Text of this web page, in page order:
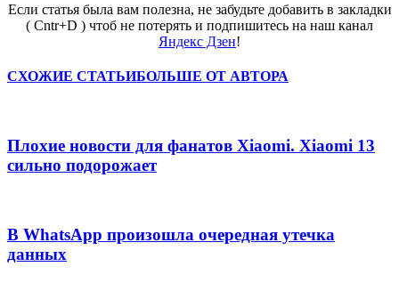
Если статья была вам полезна, не забудьте добавить в закладки
( Cntr+D ) чтоб не потерять и подпишитесь на наш канал
Яндекс Дзен!
СХОЖИЕ СТАТЬИБОЛЬШЕ ОТ АВТОРА
Плохие новости для фанатов Xiaomi. Xiaomi 13
сильно подорожает
В WhatsApp произошла очередная утечка
данных